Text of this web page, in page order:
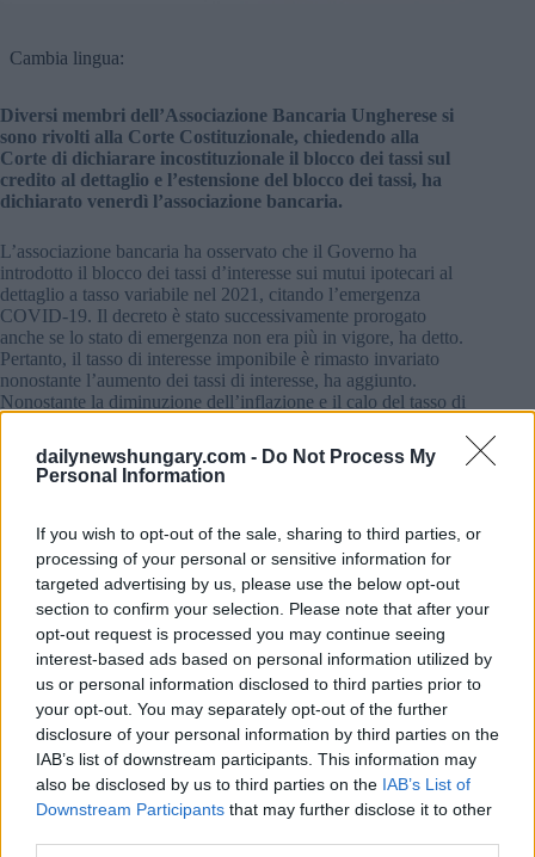
dailynewshungary.com - Do Not Process My
Personal Information
If you wish to opt-out of the sale, sharing to third parties, or
processing of your personal or sensitive information for
targeted advertising by us, please use the below opt-out
section to confirm your selection. Please note that after your
opt-out request is processed you may continue seeing
interest-based ads based on personal information utilized by
us or personal information disclosed to third parties prior to
your opt-out. You may separately opt-out of the further
disclosure of your personal information by third parties on the
IAB’s list of downstream participants. This information may
also be disclosed by us to third parties on the IAB’s List of
Downstream Participants that may further disclose it to other
Cambia lingua:
Diversi membri dell’Associazione Bancaria Ungherese si
sono rivolti alla Corte Costituzionale, chiedendo alla
Corte di dichiarare incostituzionale il blocco dei tassi sul
credito al dettaglio e l’estensione del blocco dei tassi, ha
dichiarato venerdì l’associazione bancaria.
L’associazione bancaria ha osservato che il Governo ha
introdotto il blocco dei tassi d’interesse sui mutui ipotecari al
dettaglio a tasso variabile nel 2021, citando l’emergenza
COVID-19. Il decreto è stato successivamente prorogato
anche se lo stato di emergenza non era più in vigore, ha detto.
Pertanto, il tasso di interesse imponibile è rimasto invariato
nonostante l’aumento dei tassi di interesse, ha aggiunto.
Nonostante la diminuzione dell’inflazione e il calo del tasso di
fino al 30 giugno 2025.
ripetutamente informato i clienti sul rischio di tasso d’interesse
dei mutui ipotecari a tasso variabile e hanno offerto l’opzione
di passare ai mutui a tasso fisso, di cui alcuni clienti hanno
approfittato.
Poiché il blocco dei tassi e la sua estensione interferiscono in
modo retroattivo, inutile e sproporzionato con i rapporti
giuridici privati senza alcuna giustificazione costituzionale,
diversi membri dell’Associazione bancaria, OTP Bank, OTP
Mortgage Bank, Erste Bank Hungary, K+H Bank e
Raiffeisen Bank, hanno chiesto alla Corte Costituzionale di
dichiarare la misura incostituzionale.